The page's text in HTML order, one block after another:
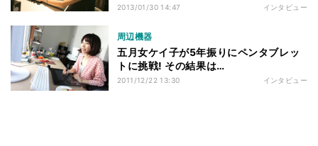
2013/01/30 14:47 インタビュー
周辺機器
五月女ケイ子が5年振りにペンタブレッ
トに挑戦! その結果は…
2011/12/22 13:30 インタビュー